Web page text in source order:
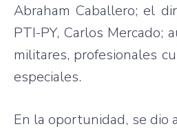
Abraham Caballero; el
PTI-PY, Carlos Mercado;
militares, profesionales
especiales.
En la oportunidad, se dio